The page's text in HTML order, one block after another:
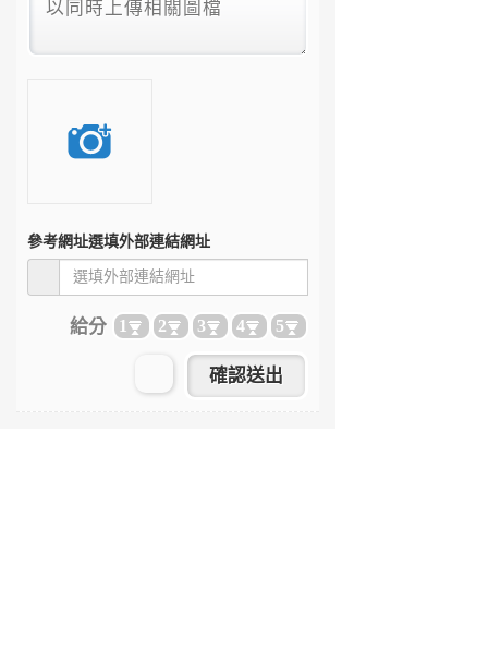
參考網址選填外部連結網址
給分 1 2 3 4 5